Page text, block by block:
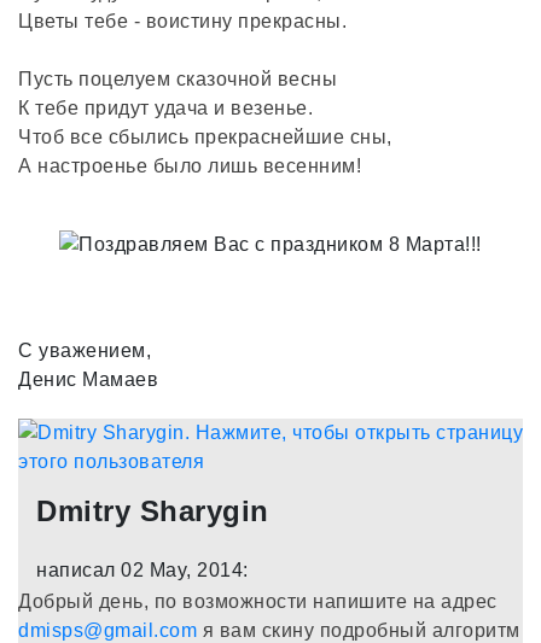
Цветы тебе - воистину прекрасны.
Пусть поцелуем сказочной весны
К тебе придут удача и везенье.
Чтоб все сбылись прекраснейшие сны,
А настроенье было лишь весенним!
С уважением,
Денис Мамаев
Dmitry Sharygin
написал 02 May, 2014:
Добрый день, по возможности напишите на адрес
dmisps@gmail.com я вам скину подробный алгоритм